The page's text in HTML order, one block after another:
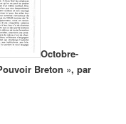
Octobre-
Breton », par